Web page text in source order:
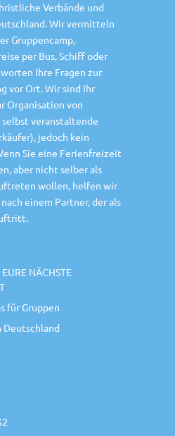
Verbände und
Wir vermitteln
Gruppencamp,
per Bus, Schiff oder
Ihre Fragen zur
vor Ort. Wir sind Ihr
Organisation von
veranstaltende
jedoch kein
Sie eine Ferienfreizeit
aber nicht selber als
wollen, helfen wir
einem Partner, der als
NÄCHSTE
für Gruppen
Deutschland